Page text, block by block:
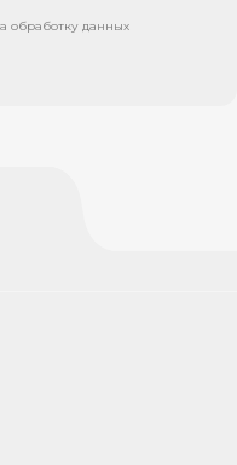
обработку данных